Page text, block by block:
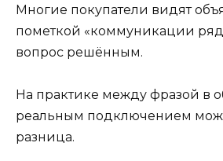
Многие покупатели видят
пометкой «коммуникации
вопрос решённым.
На практике между фразой в
реальным подключением
разница.